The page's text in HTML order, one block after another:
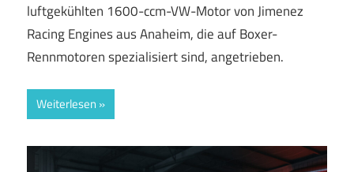
luftgekühlten 1600-ccm-VW-Motor von Jimenez
Racing Engines aus Anaheim, die auf Boxer-
Rennmotoren spezialisiert sind, angetrieben.
Weiterlesen